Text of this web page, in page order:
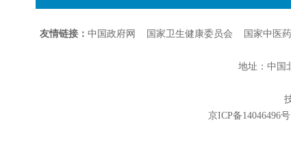
友情链接： 中国政府网 国家卫生健康委员会 国家中医
地址：中国
京ICP备14046496号